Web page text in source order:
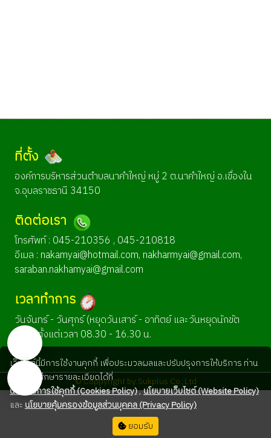
ที่ตั้ง
องค์การบริหารส่วนตำบลนาคำใหญ่ หมู่ 2 ต.นาคำใหญ่ อ.เขื่องใน
จ.อุบลราชธานี 34150
ติดต่อเรา
โทรศัพท์ : 045-210356 , 045-210818
อีเมล : nakamyai@hotmail.com, nakharmyai@gmail.com,
saraban.nakhamyai@gmail.com
เวลาทำการ
วันจันทร์ - วันศุกร์ (หยุดวันเสาร์ - อาทิตย์ และวันหยุดนักขัต
ฤกษ์) ตั้งแต่เวลา 08.30 - 16.30 น.
© Coppyright by Sukplus Co.,Ltd
เว็บไซต์นี้มีการใช้งานคุกกี้ เพื่อประมวลผลและปรับปรุงการให้บริการ ท่าน
สามารถศึกษารายละเอียดได้ที่
นโยบายการใช้คุกกี้ (Cookies Policy),นโยบายเว็บไซต์ (Website Policy)
และนโยบายคุ้มครองข้อมูลส่วนบุคคล (Privacy Policy)
ยอมรับ